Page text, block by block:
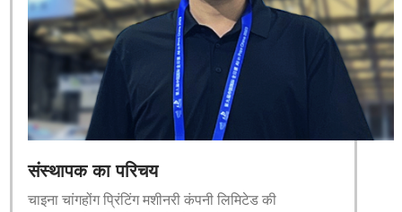
संस्थापक का परिचय
चाइना चांगहोंग प्रिंटिंग मशीनरी कंपनी लिमिटेड की